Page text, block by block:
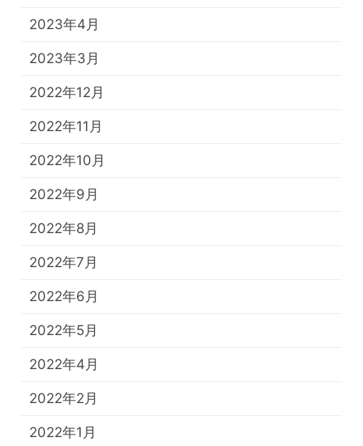
2023年4月
2023年3月
2022年12月
2022年11月
2022年10月
2022年9月
2022年8月
2022年7月
2022年6月
2022年5月
2022年4月
2022年2月
2022年1月